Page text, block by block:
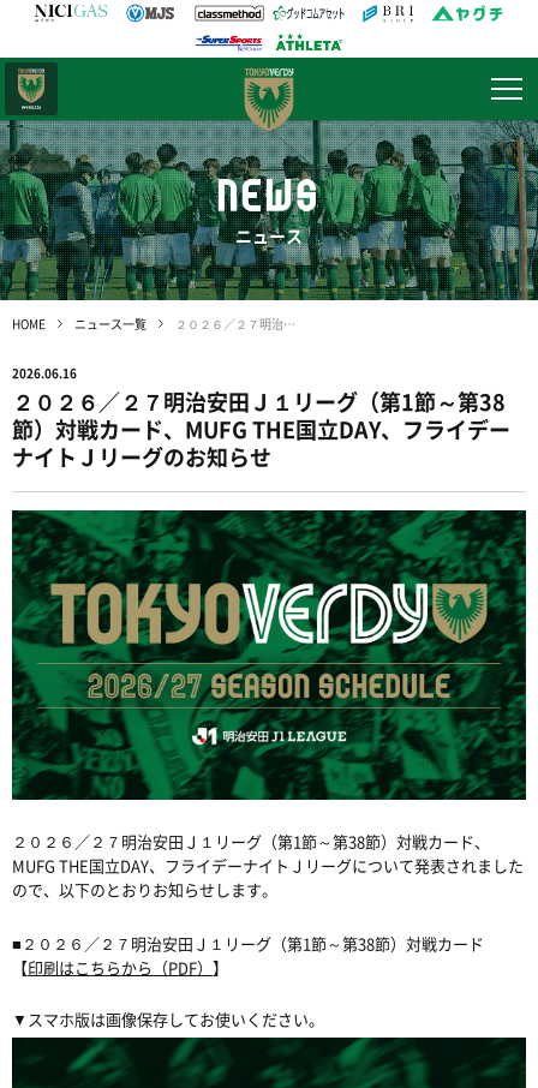
NEWS
ニュース
HOME ニュース一覧 ２０２６／２７明治安田Ｊ１リーグ（第1節～第38節）対戦カード、MUFG THE国立DAY、フライデーナイトＪリーグのお知らせ
2026.06.16
２０２６／２７明治安田Ｊ１リーグ（第1節～第38
節）対戦カード、MUFG THE国立DAY、フライデー
ナイトＪリーグのお知らせ
２０２６／２７明治安田Ｊ１リーグ（第1節～第38節）対戦カード、
MUFG THE国立DAY、フライデーナイトＪリーグについて発表されました
ので、以下のとおりお知らせします。
■２０２６／２７明治安田Ｊ１リーグ（第1節～第38節）対戦カード
【印刷はこちらから（PDF） 】
▼スマホ版は画像保存してお使いください。